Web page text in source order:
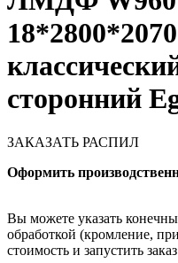
сторонний
ЗАКАЗАТЬ РАСПИЛ
Оформить
Вы можете указать
обработкой (кромление,
стоимость и запустить